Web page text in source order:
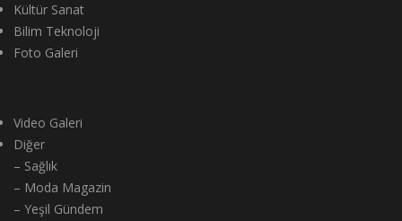
Kültür Sanat
Bilim Teknoloji
Foto Galeri
Video Galeri
Diğer
– Sağlık
– Moda Magazin
– Yeşil Gündem